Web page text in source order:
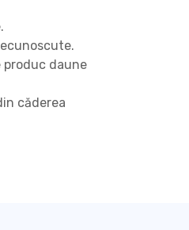
produc daune
căderea